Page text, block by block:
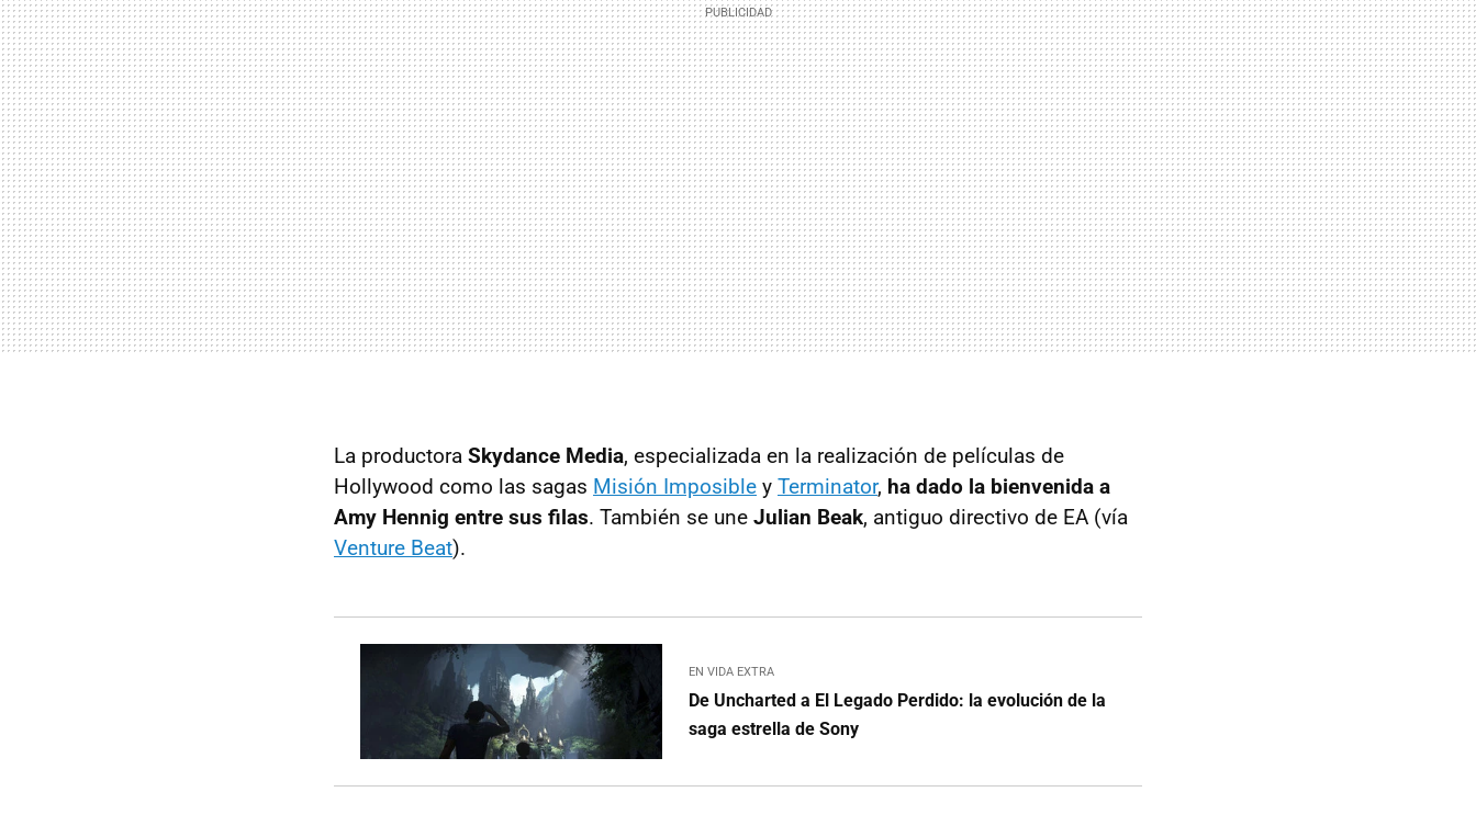
La productora Skydance Media, especializada en la realización de películas de
Hollywood como las sagas Misión Imposible y Terminator, ha dado la bienvenida a
Amy Hennig entre sus filas. También se une Julian Beak, antiguo directivo de EA (vía
Venture Beat).
EN VIDA EXTRA
De Uncharted a El Legado Perdido: la evolución de la
saga estrella de Sony